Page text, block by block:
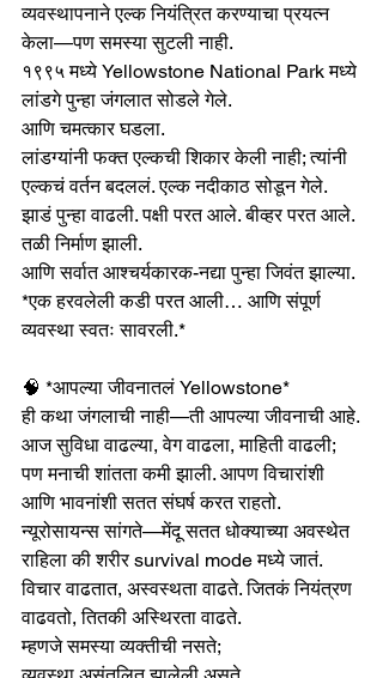
व्यवस्थापनाने एल्क नियंत्रित करण्याचा प्रयत्न
केला—पण समस्या सुटली नाही.
१९९५ मध्ये Yellowstone National Park मध्ये
लांडगे पुन्हा जंगलात सोडले गेले.
आणि चमत्कार घडला.
लांडग्यांनी फक्त एल्कची शिकार केली नाही; त्यांनी
एल्कचं वर्तन बदललं. एल्क नदीकाठ सोडून गेले.
झाडं पुन्हा वाढली. पक्षी परत आले. बीव्हर परत आले.
तळी निर्माण झाली.
आणि सर्वात आश्चर्यकारक-नद्या पुन्हा जिवंत झाल्या.
*एक हरवलेली कडी परत आली… आणि संपूर्ण
व्यवस्था स्वतः सावरली.*
🧠 *आपल्या जीवनातलं Yellowstone*
ही कथा जंगलाची नाही—ती आपल्या जीवनाची आहे.
आज सुविधा वाढल्या, वेग वाढला, माहिती वाढली;
पण मनाची शांतता कमी झाली. आपण विचारांशी
आणि भावनांशी सतत संघर्ष करत राहतो.
न्यूरोसायन्स सांगते—मेंदू सतत धोक्याच्या अवस्थेत
राहिला की शरीर survival mode मध्ये जातं.
विचार वाढतात, अस्वस्थता वाढते. जितकं नियंत्रण
वाढवतो, तितकी अस्थिरता वाढते.
म्हणजे समस्या व्यक्तीची नसते;